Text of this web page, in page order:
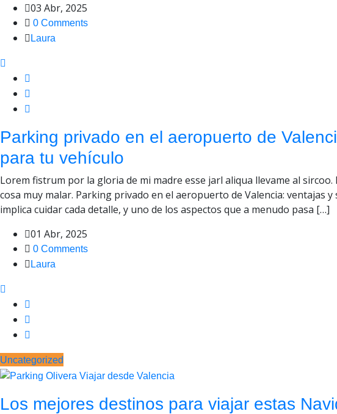
03 Abr, 2025
0 Comments
Laura
Parking privado en el aeropuerto de
para tu vehículo
Lorem fistrum por la gloria de mi madre esse jarl aliqua llevame al
cosa muy malar. Parking privado en el aeropuerto de Valencia: ventajas
implica cuidar cada detalle, y uno de los aspectos que a menudo pasa […]
01 Abr, 2025
0 Comments
Laura
Uncategorized
Los mejores destinos para viajar estas